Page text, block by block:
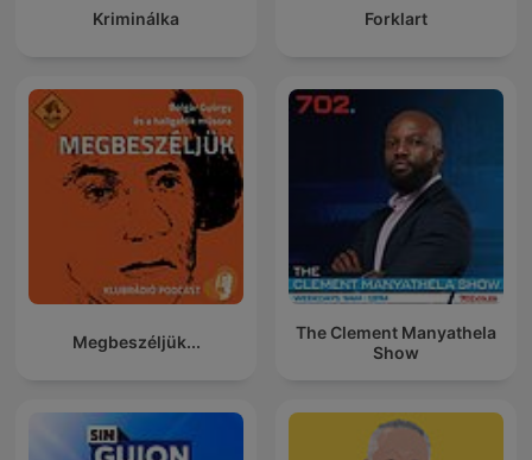
Kriminálka Forklart
Megbeszéljük...
The Clement Manyathela
Show